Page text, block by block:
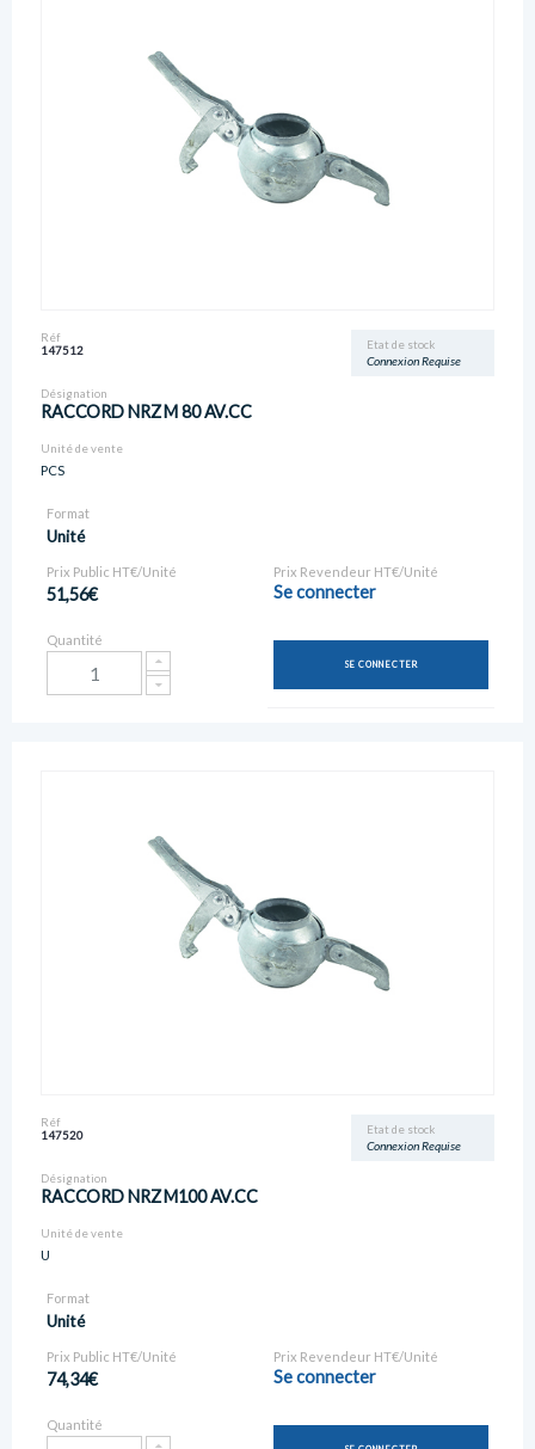
Etat de stock
Connexion Requise
Réf
147512
Désignation
RACCORD NRZ M 80 AV.CC
Unité de vente
PCS
Format
Unité
Prix Public HT€/Unité
51,56€
Prix Revendeur HT€/Unité
Se connecter
Quantité
SE CONNECTER
Etat de stock
Connexion Requise
Réf
147520
Désignation
RACCORD NRZ M100 AV.CC
Unité de vente
U
Format
Unité
Prix Public HT€/Unité
74,34€
Prix Revendeur HT€/Unité
Se connecter
Quantité